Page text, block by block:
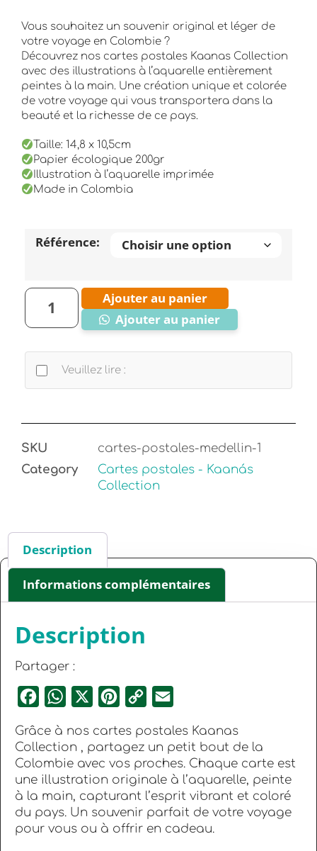
Vous souhaitez un souvenir original et léger de
votre voyage en Colombie ?
Découvrez nos cartes postales Kaanas Collection
avec des illustrations à l’aquarelle entièrement
peintes à la main. Une création unique et colorée
de votre voyage qui vous transportera dans la
beauté et la richesse de ce pays.
Taille: 14,8 x 10,5cm
Papier écologique 200gr
Illustration à l’aquarelle imprimée
Made in Colombia
Référence:
Ajouter au panier
Ajouter au panier
Veuillez lire :
SKU
cartes-postales-medellin-1
Category
Cartes postales - Kaanás
Collection
Description
Informations complémentaires
Description
Partager :
FacebookWhatsApp Pinterest
Copy
Link
Grâce à nos cartes postales Kaanas
Collection , partagez un petit bout de la
Colombie avec vos proches. Chaque carte est
une illustration originale à l’aquarelle, peinte
à la main, capturant l’esprit vibrant et coloré
du pays. Un souvenir parfait de votre voyage
pour vous ou à offrir en cadeau.